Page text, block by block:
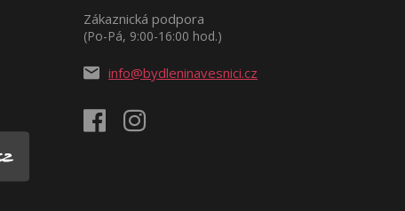
Zákaznická podpora
(Po-Pá, 9:00-16:00 hod.)
info@bydleninavesnici.cz